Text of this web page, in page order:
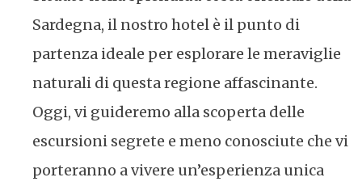
Sardegna, il nostro hotel è il punto di
partenza ideale per esplorare le meraviglie
naturali di questa regione affascinante.
Oggi, vi guideremo alla scoperta delle
escursioni segrete e meno conosciute che vi
porteranno a vivere un’esperienza unica